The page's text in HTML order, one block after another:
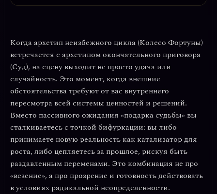
Когда архетип неизбежного цикла (Колесо Фортуны)
встречается с архетипом окончательного приговора
(Суд), на сцену выходит не просто удача или
случайность. Это момент, когда внешние
обстоятельства требуют от вас внутреннего
пересмотра всей системы ценностей и решений.
Вместо пассивного ожидания «подарка судьбы» вы
сталкиваетесь с точкой бифуркации: вы либо
принимаете новую реальность как катализатор для
роста, либо цепляетесь за прошлое, рискуя быть
раздавленным переменами. Это комбинация не про
«везение», а про прозрение и готовность действовать
в условиях радикальной неопределенности.